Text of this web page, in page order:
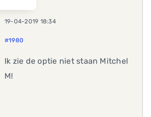
19-04-2019 18:34
#1980
Ik zie de optie niet staan Mitchel
M!